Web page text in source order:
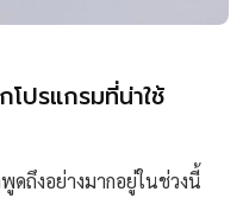
ปรแกรมที่น่าใช้
ถึงอย่างมากอยู่ในช่วงนี้